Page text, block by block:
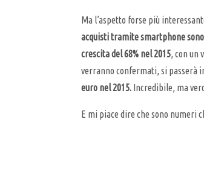
Ma l’aspetto forse più
acquisti tramite smartphone
crescita del 68% nel 2015, con un
verranno confermati, si passerà
euro nel 2015. Incredibile, ma
E mi piace dire che sono numeri